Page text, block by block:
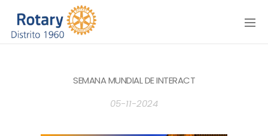
Menu
SEMANA MUNDIAL DE INTERACT
05-11-2024